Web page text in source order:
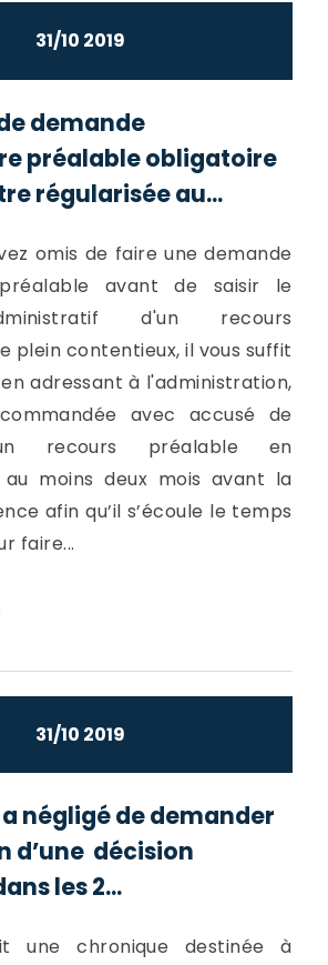
31/10 2019
demande
préalable obligatoire
régularisée au...
omis de faire une demande
avant de saisir le
d'un recours
plein contentieux, il vous suffit
adressant à l'administration,
avec accusé de
recours préalable en
au moins deux mois avant la
afin qu’il s’écoule le temps
faire...
31/10 2019
a négligé de demander
d’une décision
les 2...
une chronique destinée à